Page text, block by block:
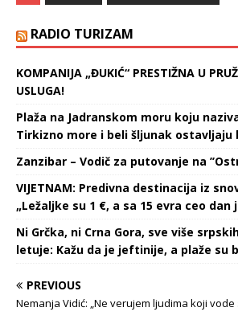
RADIO TURIZAM
KOMPANIJA „ĐUKIĆ“ PRESTIŽNA U
USLUGA!
Plaža na Jadranskom moru koju
Tirkizno more i beli šljunak ostavljaju
Zanzibar – Vodič za putovanje na
VIJETNAM: Predivna destinacija iz
„Ležaljke su 1 €, a sa 15 evra ceo
Ni Grčka, ni Crna Gora, sve više
letuje: Kažu da je jeftinije, a plaže su
PREVIOUS
Nemanja Vidić: „Ne verujem ljudima koji